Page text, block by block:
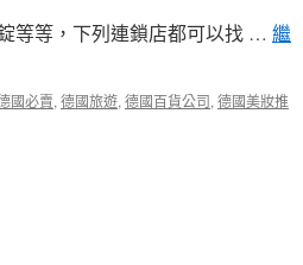
等等，下列連鎖店都可以找 … 繼
國必賣, 德國旅遊, 德國百貨公司, 德國美妝推